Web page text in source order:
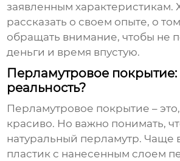
заявленным характеристикам.
рассказать о своем опыте, о
обращать внимание, чтобы не
деньги и время впустую.
Перламутровое
реальность?
Перламутровое покрытие –
красиво. Но важно понимать,
натуральный перламутр. Чаще
пластик с нанесенным слоем